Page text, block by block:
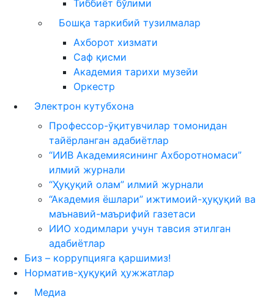
Тиббиёт бўлими
Бошқа таркибий тузилмалар
Ахборот хизмати
Саф қисми
Академия тарихи музейи
Оркестр
Электрон кутубхона
Профессор-ўқитувчилар томонидан
тайёрланган адабиётлар
“ИИВ Академиясининг Ахборотномаси”
илмий журнали
“Ҳуқуқий олам” илмий журнали
“Академия ёшлари” ижтимоий-ҳуқуқий ва
маънавий-маърифий газетаси
ИИО ходимлари учун тавсия этилган
адабиётлар
Биз – коррупцияга қаршимиз!
Норматив-ҳуқуқий ҳужжатлар
Медиа